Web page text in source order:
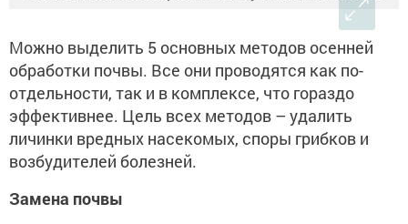
Можно выделить 5 основных методов осенней
обработки почвы. Все они проводятся как по-
отдельности, так и в комплексе, что гораздо
эффективнее. Цель всех методов – удалить
личинки вредных насекомых, споры грибков и
возбудителей болезней.
Замена почвы